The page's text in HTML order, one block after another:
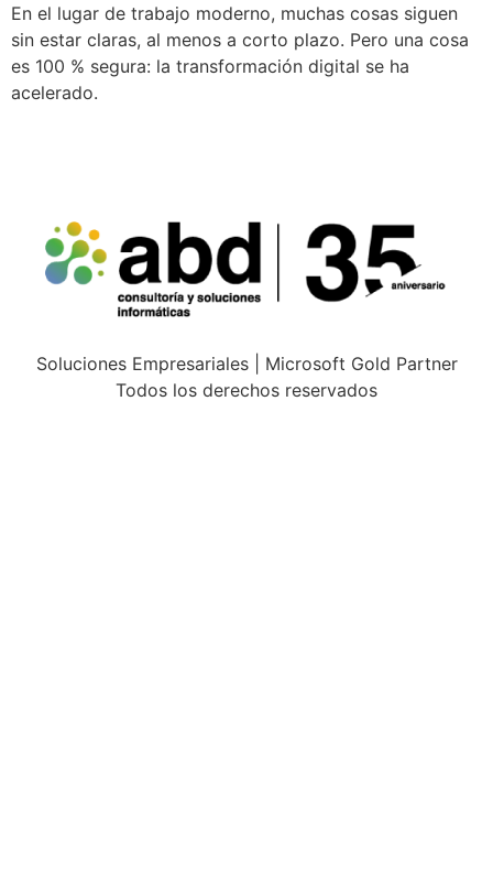
En el lugar de trabajo moderno, muchas cosas siguen
sin estar claras, al menos a corto plazo. Pero una cosa
es 100 % segura: la transformación digital se ha
acelerado.
Soluciones Empresariales | Microsoft Gold Partner
Todos los derechos reservados